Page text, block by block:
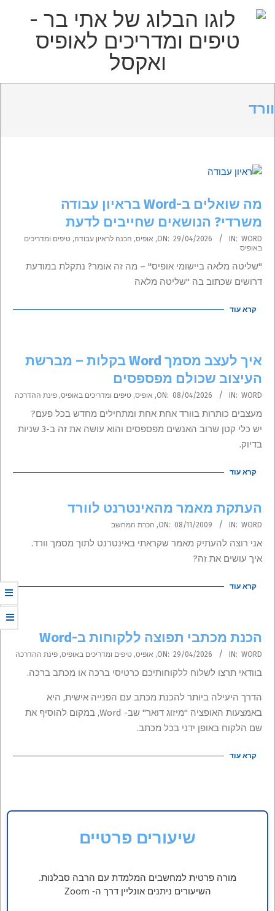
הבלוג
של
–
ומדריכים
לאופיס
Navigation
Navigation
וורד
מה שואלים ב-Word בראיון עבודה
משרדי? הנושאים שחייבים לדעת
2026-
04-
29
ON: 29/04/2026 IN: WORD
, אופיס, הכנה לראיון עבודה, טיפים ומדריכים
באופיס
"שליטה מלאה ביישומי אופיס" – מה זה אומר? נתקלת במודעת
דרושים שכתוב בה "שליטה מלאה
קרא עוד
איך לעצב מסמך Word בקלות – מברשת
העיצוב שכולם מפספסים
2026-
04-
08
ON: 08/04/2026 IN: WORD
, אופיס, טיפים ומדריכים באופיס, פינת ההדרכה
מעצבים כותרות בוורד אחת אחת ומתחילים מחדש בכל פעם?
יש כלי קטן שרוב האנשים מפספסים והוא עושה את זה ב-3 שניות
בדיוק.
קרא עוד
העתקת מאמר מהאינטרנט לוורד
2009-
11-
08
ON: 08/11/2009 IN: WORD
, הכרת המחשב
אני רוצה להעתיק מאמר שקראתי באינטרנט לתוך מסמך וורד.
איך עושים את זה?
קרא עוד
הכנת מכתבי תפוצה ללקוחות ב-Word
2026-
04-
ON: 29/04/2026 IN: WORD
, אופיס, טיפים ומדריכים באופיס, פינת ההדרכה
בוודאי תרצו לשלוח ללקוחותיכם כרטיסי ברכה או מכתב ברכה.
הדרך היעילה ביותר להכנת מכתב עם הפנייה אישית, היא
באמצעות האופציה "מיזוג דואר" שב- Word, במקום להוסיף את
שם הלקוח באופן ידני בכל מכתב.
קרא עוד
שיעורים פרטיים
מורה פרטית למחשבים המלמדת עם הרבה סבלנות.
השיעורים ניתנים אונליין דרך ה- Zoom